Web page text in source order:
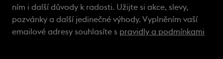
ním i další důvody k radosti. Užijte si akce, slevy,
pozvánky a další jedinečné výhody. Vyplněním vaší
emailové adresy souhlasíte s pravidly a podmínkami